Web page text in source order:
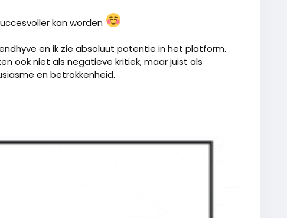
kan worden
en ik zie absoluut potentie in het platform.
ook niet als negatieve kritiek, maar juist als
en betrokkenheid.
of communitynieuwtjes. Dat geeft meteen meer leven